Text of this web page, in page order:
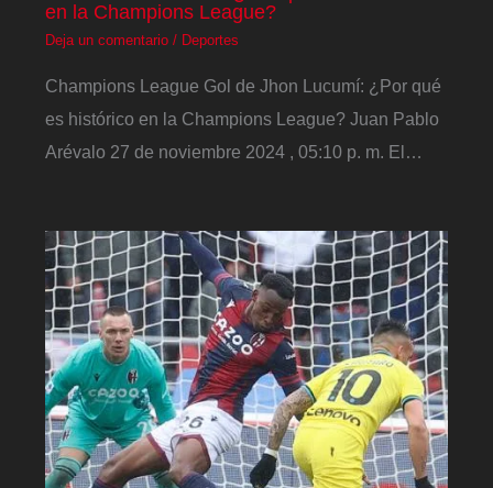
en la Champions League?
Deja un comentario / Deportes
Champions League Gol de Jhon Lucumí: ¿Por qué
es histórico en la Champions League? Juan Pablo
Arévalo 27 de noviembre 2024 , 05:10 p. m. El…